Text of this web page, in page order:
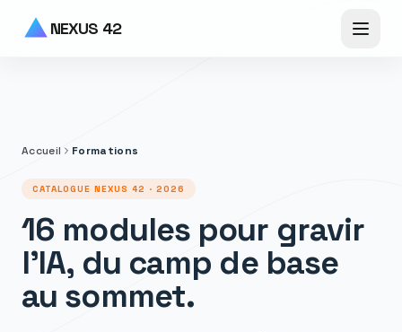
NEXUS 42
Accueil Formations
CATALOGUE NEXUS 42 · 2026
16 modules pour gravir
l'IA, du camp de base
au sommet.